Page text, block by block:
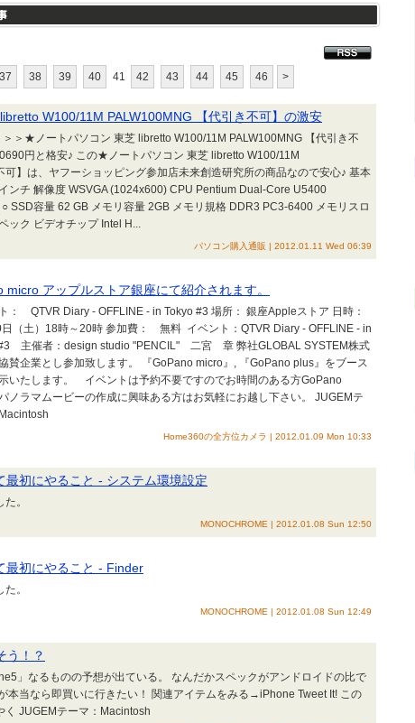
37 38 39 40 41 42 43 44 45 46 >
W100/11M PALW100MNG 【代引き不可】の激安
＞★ノートパソコン 東芝 libretto W100/11M PALW100MNG 【代引き不
円と格安♪ この★ノートパソコン 東芝 libretto W100/11M
可】は、ヤフーショッピング参加店未来創造研究所の商品なので安心♪ 基本
ンチ 解像度 WSVGA (1024x600) CPU Pentium Dual-Core U5400
SSD容量 62 GB メモリ容量 2GB メモリ規格 DDR3 PC3-6400 メモリスロ
ック ビデオチップ Intel H...
パソコン購入通販 | 2012.01.11 Wed 06:39
micro アップルストア銀座にて紹介されます。
： QTVR Diary - OFFLINE - in Tokyo #3 場所： 銀座Appleストア 日時：
（土）18時～20時 参加費： 無料 イベント：QTVR Diary - OFFLINE - in
主催者：design studio "PENCIL" 二宮 章 弊社GLOBAL SYSTEM株式
賛企業とし参加致します。 『GoPano micro』, 『GoPano plus』をブース
いたします。 イベントは予約不要ですのでお時間のある方GoPano
ノラマムービーの作成に興味ある方はお気軽にお越し下さい。 JUGEMテ
Home360の全方位カメラ | 2012.01.09 Mon 10:33
最初にやること - システム環境設定
。
MONOCHROME | 2012.01.08 Sun 12:50
最初にやること - Finder
。
MONOCHROME | 2012.01.08 Sun 12:49
う！？
」なるものの予想が出ている。 なんだかスペックがアンドロイドの比で
本当なら即買いに行きたい！ 関連アイテムをみる→iPhone Tweet It! この
く JUGEMテーマ：Macintosh